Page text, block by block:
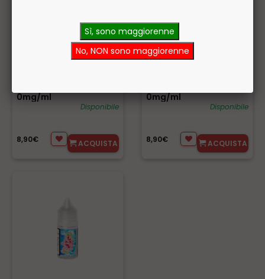
0mg/ml
Disponibile
8,90€ ACQUISTA
0mg/ml
Disponibile
8,90€ ACQUISTA
Sì, sono maggiorenne
No, NON sono maggiorenne